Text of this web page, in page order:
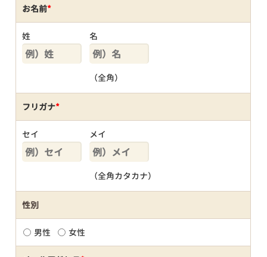
お名前*
姓 名
（全角）
フリガナ*
セイ メイ
（全角カタカナ）
性別
男性 女性